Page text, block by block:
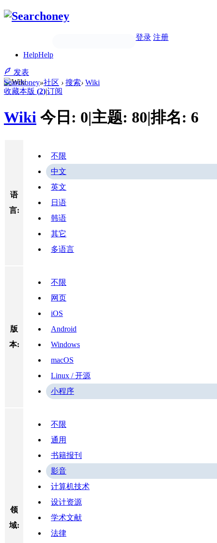
登录 注册
HelpHelp
发表
Searchoney»社区 › 搜索› Wiki
收藏本版 (2)|订阅
Wiki 今日: 0|主题: 80|排名: 6
语
言:
不限
中文
英文
日语
韩语
其它
多语言
版
本:
不限
网页
iOS
Android
Windows
macOS
Linux / 开源
小程序
领
域:
不限
通用
书籍报刊
影音
计算机技术
设计资源
学术文献
法律